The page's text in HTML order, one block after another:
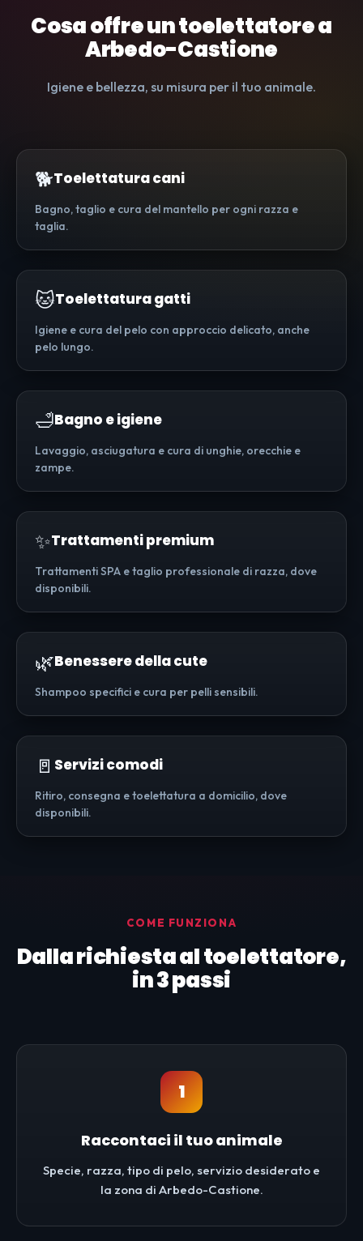
Cosa offre un toelettatore a
Arbedo-Castione
Igiene e bellezza, su misura per il tuo animale.
🐕Toelettatura cani
Bagno, taglio e cura del mantello per ogni razza e
taglia.
🐱Toelettatura gatti
Igiene e cura del pelo con approccio delicato, anche
pelo lungo.
🛁Bagno e igiene
Lavaggio, asciugatura e cura di unghie, orecchie e
zampe.
✨Trattamenti premium
Trattamenti SPA e taglio professionale di razza, dove
disponibili.
🌿Benessere della cute
Shampoo specifici e cura per pelli sensibili.
🚪 Servizi comodi
Ritiro, consegna e toelettatura a domicilio, dove
disponibili.
COME FUNZIONA
Dalla richiesta al toelettatore,
in 3 passi
1
Raccontaci il tuo animale
Specie, razza, tipo di pelo, servizio desiderato e
la zona di Arbedo-Castione.